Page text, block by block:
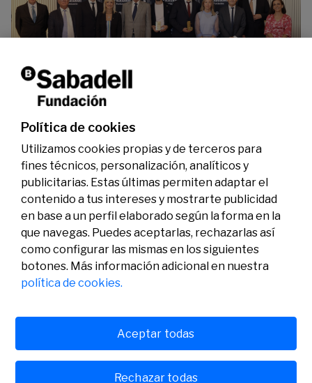
La Fundación Banco Sabadell reconoce a dos
investigadores en los ámbitos de la edición del
genoma y la energía limpia
07/07/2026 Premios
Legal
Aviso legal
Política de privacidad
Actividad
Convocatorias
Premios
Social
Política de cookies
Utilizamos cookies propias y de terceros para
fines técnicos, personalización, analíticos y
publicitarias. Estas últimas permiten adaptar el
contenido a tus intereses y mostrarte publicidad
en base a un perfil elaborado según la forma en la
que navegas. Puedes aceptarlas, rechazarlas así
como configurar las mismas en los siguientes
botones. Más información adicional en nuestra
política de cookies.
Rechazar todas
Aceptar todas